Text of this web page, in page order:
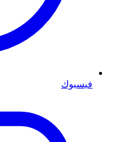
فيسبوك